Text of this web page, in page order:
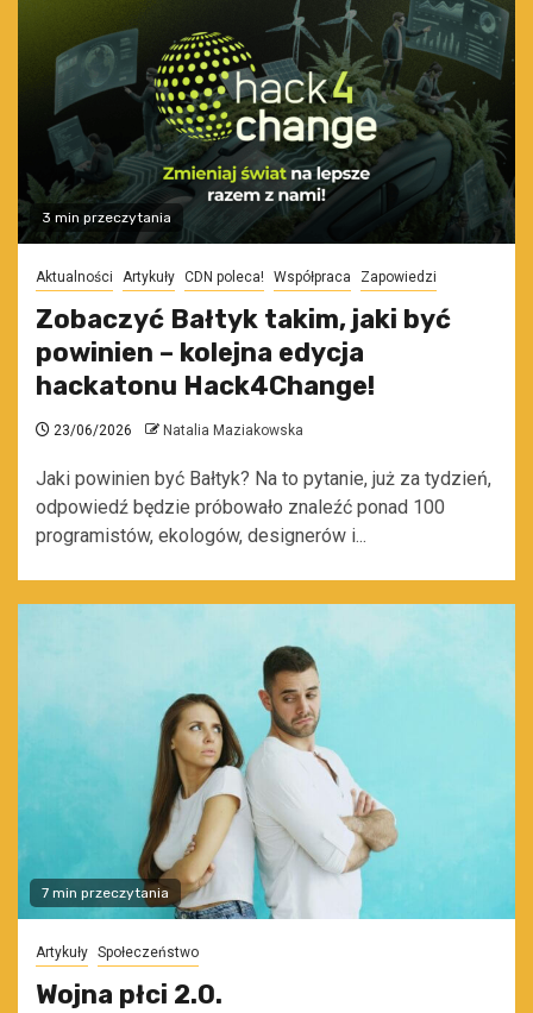
3 min przeczytania
Aktualności Artykuły CDN poleca! Współpraca Zapowiedzi
Zobaczyć Bałtyk takim, jaki być
powinien – kolejna edycja
hackatonu Hack4Change!
23/06/2026 Natalia Maziakowska
Jaki powinien być Bałtyk? Na to pytanie, już za tydzień,
odpowiedź będzie próbowało znaleźć ponad 100
programistów, ekologów, designerów i...
7 min przeczytania
Artykuły Społeczeństwo
Wojna płci 2.0.